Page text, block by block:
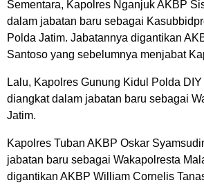
Sementara, Kapolres Nganjuk AKBP
dalam jabatan baru sebagai
Polda Jatim. Jabatannya digantikan
Santoso yang sebelumnya menjabat
Lalu, Kapolres Gunung Kidul Polda
diangkat dalam jabatan baru sebagai
Jatim.
Kapolres Tuban AKBP Oskar
jabatan baru sebagai Wakapolresta
digantikan AKBP William Cornelis